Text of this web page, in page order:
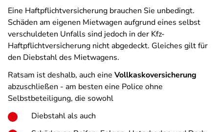
Eine Haftpflichtversicherung brauchen Sie unbedingt.
Schäden am eigenen Mietwagen aufgrund eines selbst
verschuldeten Unfalls sind jedoch in der Kfz-
Haftpflichtversicherung nicht abgedeckt. Gleiches gilt für
den Diebstahl des Mietwagens.
Ratsam ist deshalb, auch eine Vollkaskoversicherung
abzuschließen - am besten eine Police ohne
Selbstbeteiligung, die sowohl
Diebstahl als auch